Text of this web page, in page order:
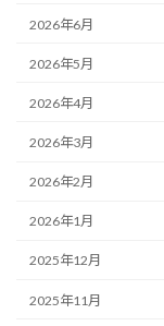
2026年6月
2026年5月
2026年4月
2026年3月
2026年2月
2026年1月
2025年12月
2025年11月